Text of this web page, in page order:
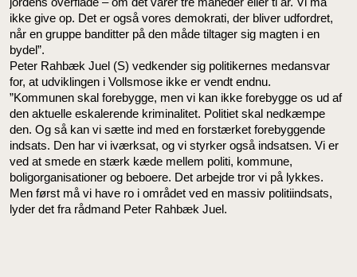
ikke give op. Det er også vores demokrati, der bliver udfordret,
når en gruppe banditter på den måde tiltager sig magten i en
bydel”.
Peter Rahbæk Juel (S) vedkender sig politikernes medansvar
for, at udviklingen i Vollsmose ikke er vendt endnu.
”Kommunen skal forebygge, men vi kan ikke forebygge os ud af
den aktuelle eskalerende kriminalitet. Politiet skal nedkæmpe
den. Og så kan vi sætte ind med en forstærket forebyggende
indsats. Den har vi iværksat, og vi styrker også indsatsen. Vi er
ved at smede en stærk kæde mellem politi, kommune,
boligorganisationer og beboere. Det arbejde tror vi på lykkes.
Men først må vi have ro i området ved en massiv politiindsats,
lyder det fra rådmand Peter Rahbæk Juel.